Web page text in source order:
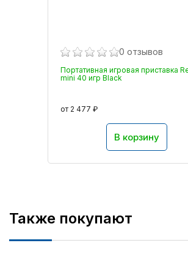
0 отзывов
Портативная игровая приставка
mini 40 игр Black
от 2 477 ₽
В корзину
Также покупают